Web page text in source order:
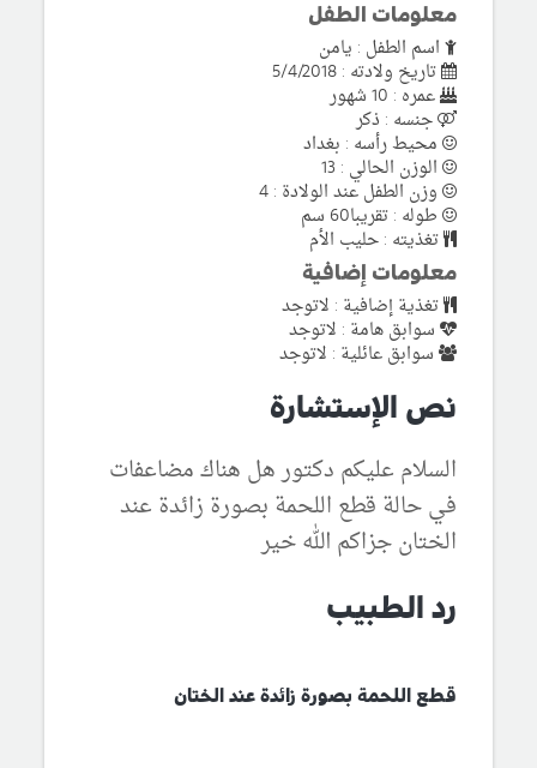
معلومات الطفل
اسم الطفل : يامن
تاريخ ولادته : 5/4/2018
عمره : 10 شهور
جنسه : ذكر
محيط رأسه : بغداد
الوزن الحالي : 13
وزن الطفل عند الولادة : 4
طوله : تقريبا60 سم
تغذيته : حليب الأم
معلومات إضافية
تغذية إضافية : لاتوجد
سوابق هامة : لاتوجد
سوابق عائلية : لاتوجد
نص الإستشارة
السلام عليكم دكتور هل هناك مضاعفات
في حالة قطع اللحمة بصورة زائدة عند
الختان جزاكم الله خير
رد الطبيب
قطع اللحمة بصورة زائدة عند الختان